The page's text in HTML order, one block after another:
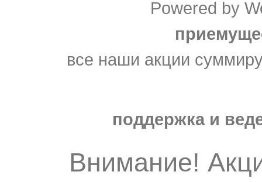
Powered by
все наши акции
поддержка и
Внимание!